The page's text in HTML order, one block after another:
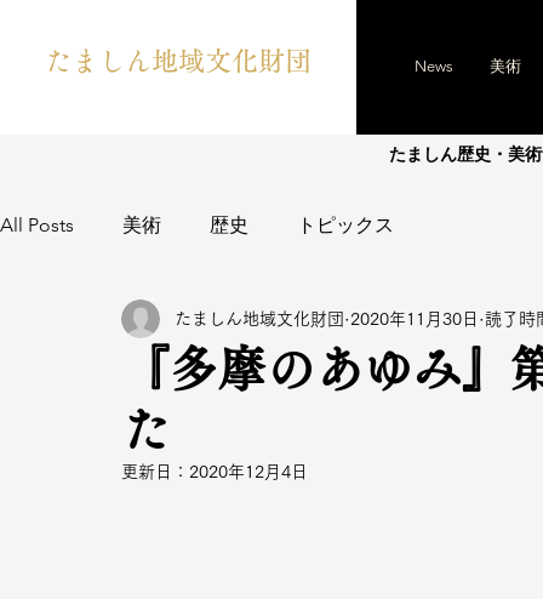
たましん地域文化財団 News 美術
たましん歴史・美
All Posts 美術 歴史 トピックス
『多摩のあゆみ』
た
たましん地域文化財団 2020年11月30日 読了時
更新日： 2020年12月4日